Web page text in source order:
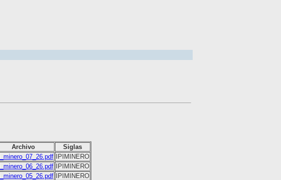
Archivo
Siglas
IPIMINERO
IPIMINERO
IPIMINERO